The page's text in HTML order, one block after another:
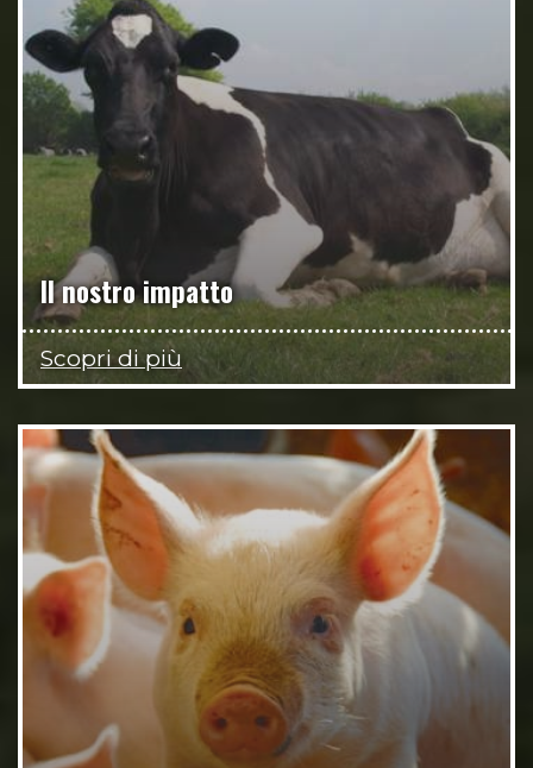
Il nostro impatto
Scopri di più